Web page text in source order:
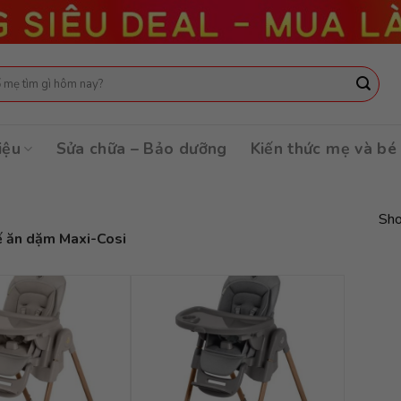
Sửa chữa – Bảo dưỡng Kiến thức mẹ và bé
ăn dặm Maxi-Cosi